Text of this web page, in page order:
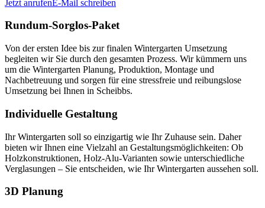
Jetzt anrufenE-Mail schreiben
Rundum-Sorglos-Paket
Von der ersten Idee bis zur finalen Wintergarten Umsetzung
begleiten wir Sie durch den gesamten Prozess. Wir kümmern uns
um die Wintergarten Planung, Produktion, Montage und
Nachbetreuung und sorgen für eine stressfreie und reibungslose
Umsetzung bei Ihnen in Scheibbs.
Individuelle Gestaltung
Ihr Wintergarten soll so einzigartig wie Ihr Zuhause sein. Daher
bieten wir Ihnen eine Vielzahl an Gestaltungsmöglichkeiten: Ob
Holzkonstruktionen, Holz-Alu-Varianten sowie unterschiedliche
Verglasungen – Sie entscheiden, wie Ihr Wintergarten aussehen soll.
3D Planung